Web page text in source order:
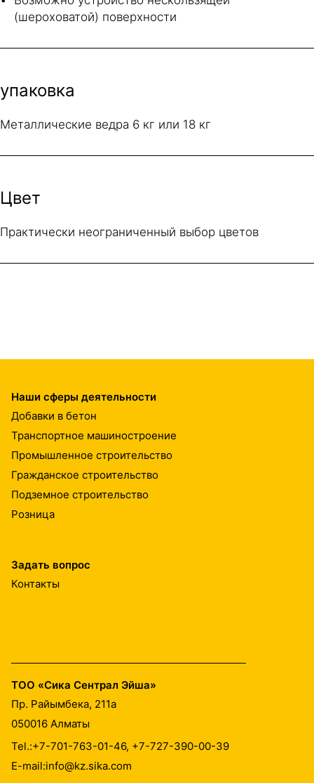
(шероховатой) поверхности
упаковка
Металлические ведра 6 кг или 18 кг
Цвет
Практически неограниченный выбор цветов
Наши сферы деятельности
Добавки в бетон
Транспортное машиностроение
Промышленное строительство
Гражданское строительство
Подземное строительство
Розница
Задать вопрос
Контакты
ТОО «Сика Сентрал Эйша»
Пр. Райымбека, 211а
050016 Алматы
Tel.:+7-701-763-01-46, +7-727-390-00-39
E-mail:info@kz.sika.com